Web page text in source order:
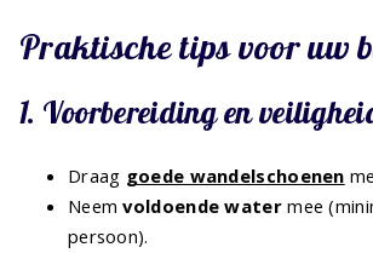
Praktische tips voor uw
1. Voorbereiding en
Draag goede wandelschoenen
Neemvoldoende watermee
persoon).